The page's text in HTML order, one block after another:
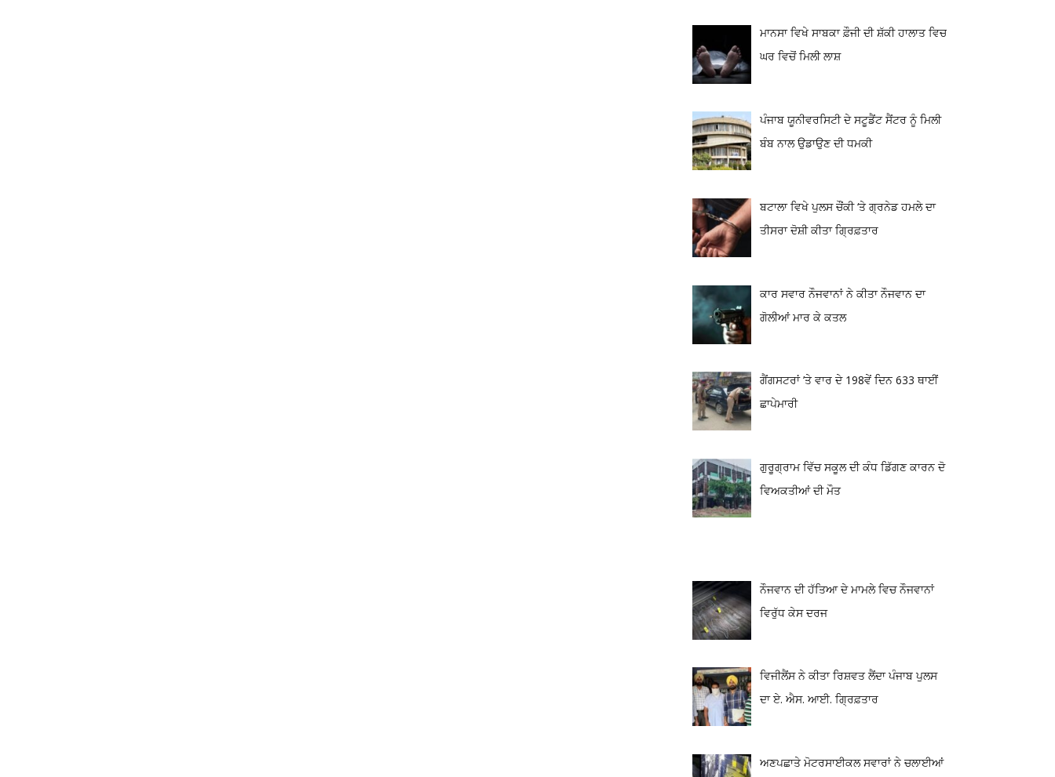
ਮਾਨਸਾ ਵਿਖੇ ਸਾਬਕਾ ਫ਼ੌਜੀ ਦੀ ਸ਼ੱਕੀ ਹਾਲਾਤ ਵਿਚ
ਘਰ ਵਿਚੋਂ ਮਿਲੀ ਲਾਸ਼
ਪੰਜਾਬ ਯੂਨੀਵਰਸਿਟੀ ਦੇ ਸਟੂਡੈਂਟ ਸੈਂਟਰ ਨੂੰ ਮਿਲੀ
ਬੰਬ ਨਾਲ ਉਡਾਉਣ ਦੀ ਧਮਕੀ
ਬਟਾਲਾ ਵਿਖੇ ਪੁਲਸ ਚੌਂਕੀ ‘ਤੇ ਗ੍ਰਨੇਡ ਹਮਲੇ ਦਾ
ਤੀਸਰਾ ਦੋਸ਼ੀ ਕੀਤਾ ਗ੍ਰਿਫ਼ਤਾਰ
ਕਾਰ ਸਵਾਰ ਨੌਜਵਾਨਾਂ ਨੇ ਕੀਤਾ ਨੌਜਵਾਨ ਦਾ
ਗੋਲੀਆਂ ਮਾਰ ਕੇ ਕਤਲ
ਗੈਂਗਸਟਰਾਂ ’ਤੇ ਵਾਰ ਦੇ 198ਵੇਂ ਦਿਨ 633 ਥਾਈਂ
ਛਾਪੇਮਾਰੀ
ਗੁਰੂਗ੍ਰਾਮ ਵਿੱਚ ਸਕੂਲ ਦੀ ਕੰਧ ਡਿੱਗਣ ਕਾਰਨ ਦੋ
ਵਿਅਕਤੀਆਂ ਦੀ ਮੌਤ
ਨੌਜਵਾਨ ਦੀ ਹੱਤਿਆ ਦੇ ਮਾਮਲੇ ਵਿਚ ਨੌਜਵਾਨਾਂ
ਵਿਰੁੱਧ ਕੇਸ ਦਰਜ
ਵਿਜੀਲੈਂਸ ਨੇ ਕੀਤਾ ਰਿਸ਼ਵਤ ਲੈਂਦਾ ਪੰਜਾਬ ਪੁਲਸ
ਦਾ ਏ. ਐਸ. ਆਈ. ਗ੍ਰਿਫ਼ਤਾਰ
ਅਣਪਛਾਤੇ ਮੋਟਰਸਾਈਕਲ ਸਵਾਰਾਂ ਨੇ ਚਲਾਈਆਂ